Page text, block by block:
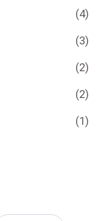
(4)
(3)
(2)
(2)
(1)